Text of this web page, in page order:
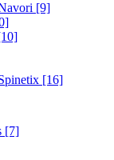
[9]
[16]
[7]